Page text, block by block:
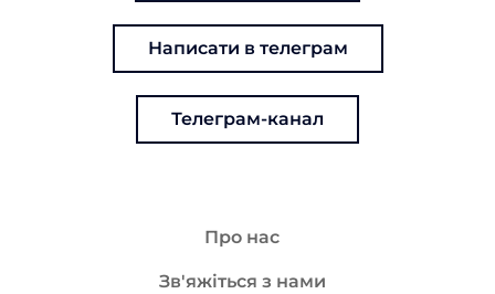
Написати в телеграм
Телеграм-канал
Про нас
Зв'яжіться з нами